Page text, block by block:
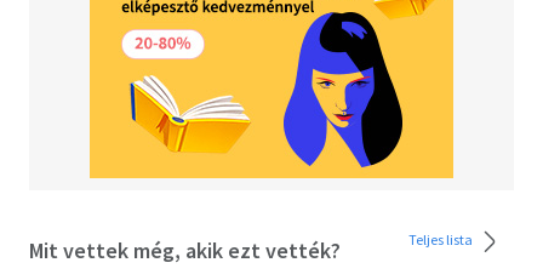
Mit vettek még, akik ezt vették? Teljes lista